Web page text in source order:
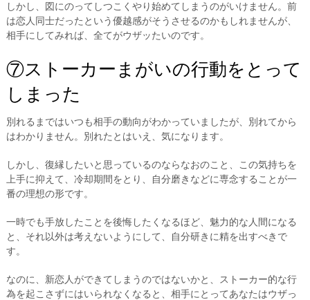
しかし、図にのってしつこくやり始めてしまうのがいけません。前
は恋人同士だったという優越感がそうさせるのかもしれませんが、
相手にしてみれば、全てがウザッたいのです。
⑦ストーカーまがいの行動をとって
しまった
別れるまではいつも相手の動向がわかっていましたが、別れてから
はわかりません。別れたとはいえ、気になります。
しかし、復縁したいと思っているのならなおのこと、この気持ちを
上手に抑えて、冷却期間をとり、自分磨きなどに専念することが一
番の理想の形です。
一時でも手放したことを後悔したくなるほど、魅力的な人間になる
と、それ以外は考えないようにして、自分研きに精を出すべきで
す。
なのに、新恋人ができてしまうのではないかと、ストーカー的な行
為を起こさずにはいられなくなると、相手にとってあなたはウザっ